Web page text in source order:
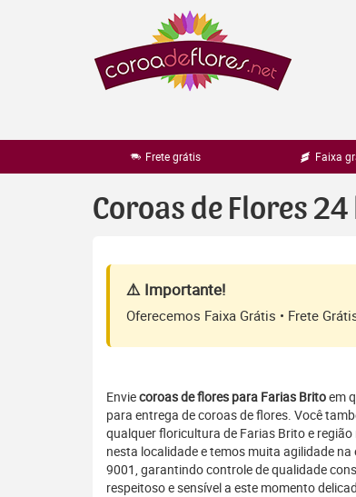
Frete grátis Faixa
Coroas de Flores
⚠️ Importante!
Oferecemos Faixa Grátis • Frete
Enviecoroas de flores para Farias Britoem
para entrega de coroas de flores. Você
qualquer floricultura de Farias Brito e
nesta localidade e temos muita agilidade
9001, garantindo controle de qualidade
respeitoso e sensível a este momento